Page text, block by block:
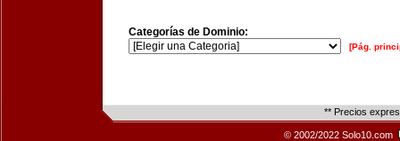
Categorías de Dominio:
[Pág.
** Precios
© 2002/2022 Solo10.com